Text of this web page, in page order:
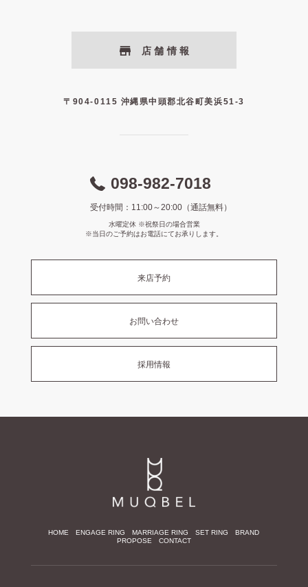
店舗情報
〒904-0115 沖縄県中頭郡北谷町美浜51-3
098-982-7018
受付時間：11:00～20:00（通話無料）
水曜定休 ※祝祭日の場合営業
※当日のご予約はお電話にてお承りします。
来店予約
お問い合わせ
採用情報
HOME ENGAGE RING MARRIAGE RING SET RING
BRAND
PROPOSE
CONTACT